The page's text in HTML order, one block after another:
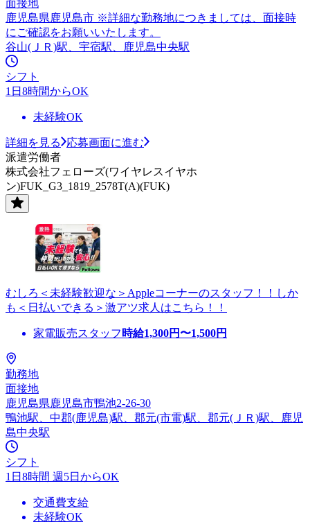
面接地
鹿児島県鹿児島市 ※詳細な勤務地につきましては、面接時
にご確認をお願いいたします。
谷山(ＪＲ)駅、宇宿駅、鹿児島中央駅
シフト
1日8時間からOK
未経験OK
詳細を見る
応募画面に進む
派遣労働者
株式会社フェローズ(ワイヤレスイヤホ
ン)FUK_G3_1819_2578T(A)(FUK)
むしろ＜未経験歓迎な＞Appleコーナーのスタッフ！！しか
も＜日払いできる＞激アツ求人はこちら！！
家電販売スタッフ 時給1,300円〜1,500円
勤務地
面接地
鹿児島県鹿児島市鴨池2-26-30
鴨池駅、中郡(鹿児島)駅、郡元(市電)駅、郡元(ＪＲ)駅、鹿児
島中央駅
シフト
1日8時間 週5日からOK
交通費支給
未経験OK